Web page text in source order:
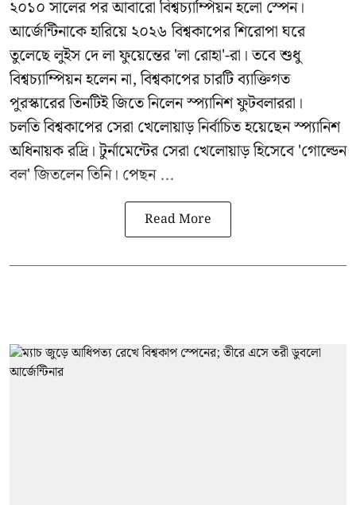
২০১০ সালের পর আবারো বিশ্বচ্যাম্পিয়ন হলো স্পেন।
আর্জেন্টিনাকে হারিয়ে ২০২৬ বিশ্বকাপের শিরোপা ঘরে
তুলেছে লুইস দে লা ফুয়েন্তের 'লা রোহা'-রা। তবে শুধু
বিশ্বচ্যাম্পিয়ন হলেন না, বিশ্বকাপের চারটি ব্যাক্তিগত
পুরস্কারের তিনটিই জিতে নিলেন স্প্যানিশ ফুটবলাররা।
চলতি বিশ্বকাপের সেরা খেলোয়াড় নির্বাচিত হয়েছেন স্প্যানিশ
অধিনায়ক রদ্রি। টুর্নামেন্টের সেরা খেলোয়াড় হিসেবে 'গোল্ডেন
বল' জিতলেন তিনি। পেছন ...
Read More